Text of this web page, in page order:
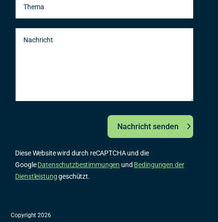
Nachricht senden
Diese Website wird durch reCAPTCHA und die
GoogleDatenschutzbestimmungen und Bedingungen der
Dienstleistunggeschützt.
Copyright 2026